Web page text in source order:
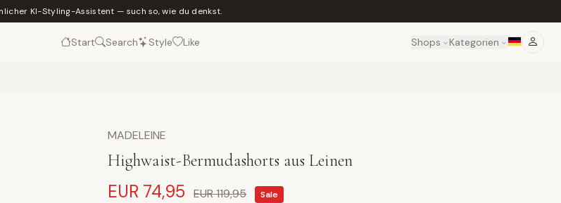
KI-Styling-Assistent — such so, wie du denkst.
Start Search Style Like Shops Kategorien
MADELEINE
Highwaist-Bermudashorts aus Leinen
EUR 74,95 EUR 119,95 Sale